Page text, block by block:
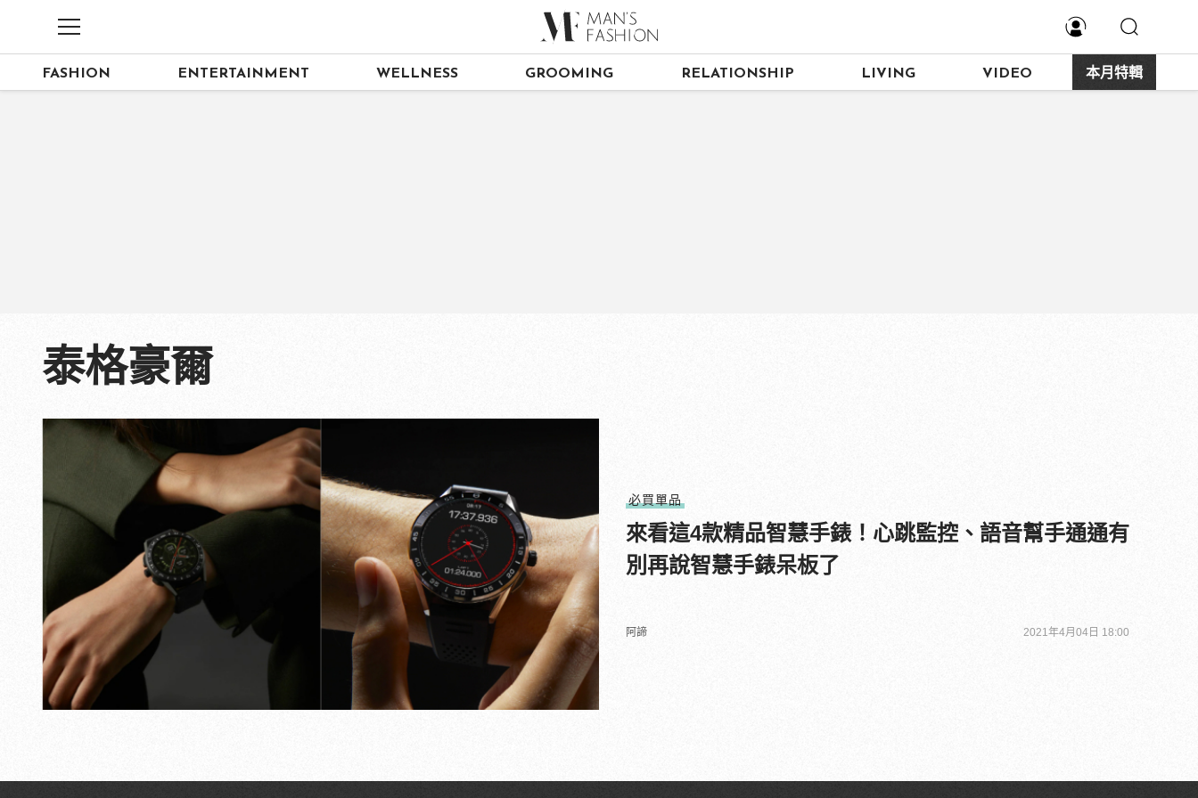
FASHION ENTERTAINMENT WELLNESS GROOMING RELATIONSHIP LIVING VIDEO 本月特輯
泰格豪爾
必買單品
來看這4款精品智慧手錶！心跳監控、語音幫手通通有
別再說智慧手錶呆板了
阿諦 2021年4月04日 18:00